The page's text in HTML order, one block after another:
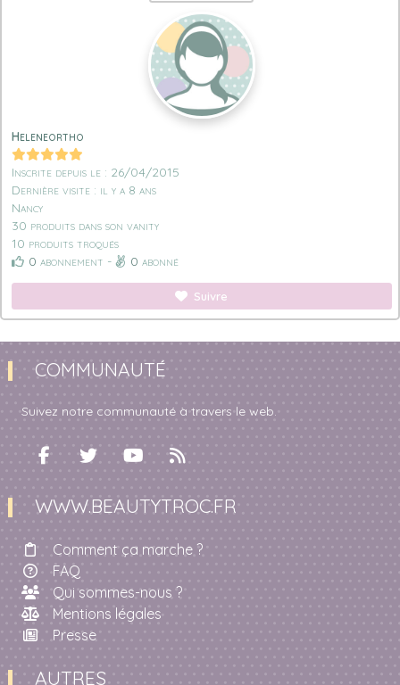
Heleneortho
Inscrite depuis le : 26/04/2015
Dernière visite : il y a 8 ans
Nancy
30 produits dans son vanity
10 produits troqués
0 abonnement - 0 abonné
Suivre
COMMUNAUTÉ
Suivez notre communauté à travers le web.
WWW.BEAUTYTROC.FR
Comment ça marche ?
FAQ
Qui sommes-nous ?
Mentions légales
Presse
AUTRES